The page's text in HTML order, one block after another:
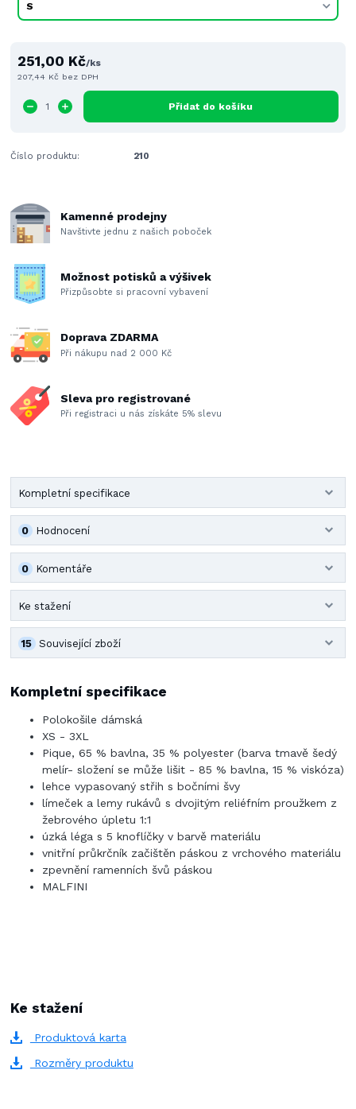
251,00 Kč/ks
207,44 Kč bez DPH
Přidat do košíku
Číslo produktu: 210
Kamenné prodejny
Navštivte jednu z našich poboček
Možnost potisků a výšivek
Přizpůsobte si pracovní vybavení
Doprava ZDARMA
Při nákupu nad 2 000 Kč
Sleva pro registrované
Při registraci u nás získáte 5% slevu
Kompletní specifikace
Hodnocení
0
Komentáře
0
Ke stažení
Související zboží
15
Kompletní specifikace
Polokošile dámská
XS - 3XL
Pique, 65 % bavlna, 35 % polyester (barva tmavě šedý
melír- složení se může lišit - 85 % bavlna, 15 % viskóza)
lehce vypasovaný střih s bočními švy
límeček a lemy rukávů s dvojitým reliéfním proužkem z
žebrového úpletu 1:1
úzká léga s 5 knoflíčky v barvě materiálu
vnitřní průkrčník začištěn páskou z vrchového materiálu
zpevnění ramenních švů páskou
MALFINI
Ke stažení
Produktová karta
Rozměry produktu